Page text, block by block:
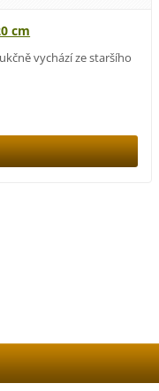
cm
vychází ze staršího